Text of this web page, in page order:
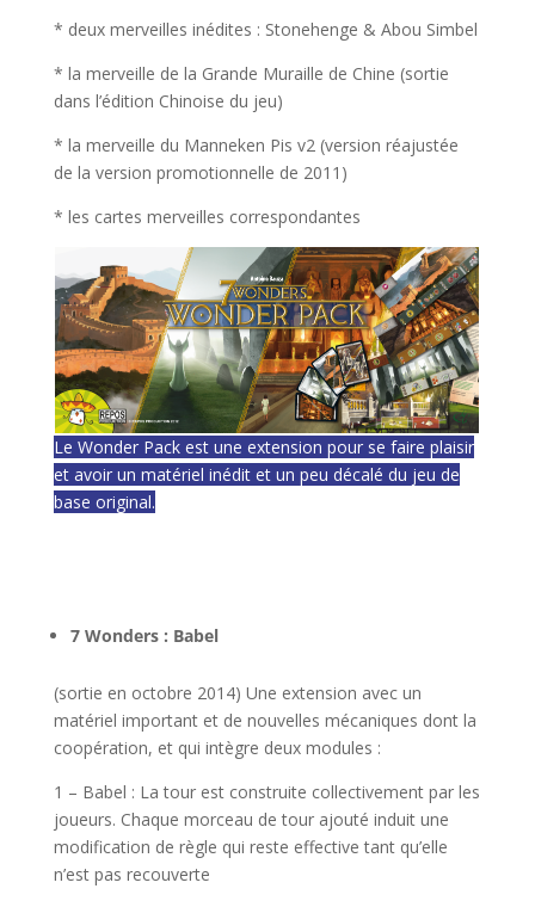
* deux merveilles inédites : Stonehenge & Abou Simbel
* la merveille de la Grande Muraille de Chine (sortie
dans l’édition Chinoise du jeu)
* la merveille du Manneken Pis v2 (version réajustée
de la version promotionnelle de 2011)
* les cartes merveilles correspondantes
Le Wonder Pack est une extension pour se faire plaisir
et avoir un matériel inédit et un peu décalé du jeu de
base original.
7 Wonders : Babel
(sortie en octobre 2014) Une extension avec un
matériel important et de nouvelles mécaniques dont la
coopération, et qui intègre deux modules :
1 – Babel : La tour est construite collectivement par les
joueurs. Chaque morceau de tour ajouté induit une
modification de règle qui reste effective tant qu’elle
n’est pas recouverte